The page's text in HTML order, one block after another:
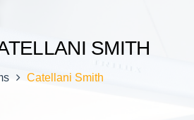
SMITH
Catellani Smith